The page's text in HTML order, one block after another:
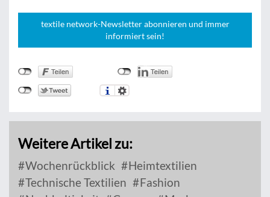
textile network-Newsletter abonnieren und immer
informiert sein!
Weitere Artikel zu:
Wochenrückblick
Heimtextilien
Technische Textilien
Fashion